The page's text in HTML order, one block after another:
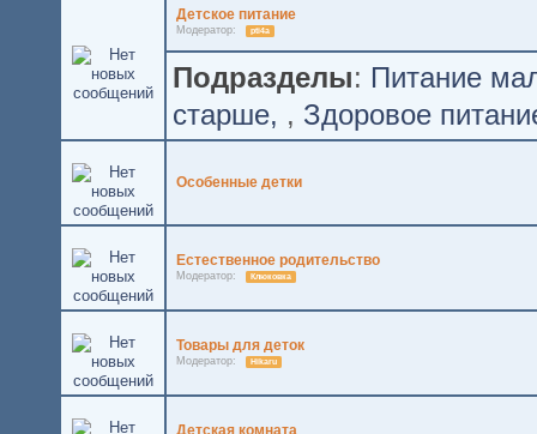
Детское питание
Модератор: pti4a
Подразделы: Питание
старше , Здоровое
Особенные детки
Естественное родительство
Модератор: Клюковка
Товары для деток
Модератор: Hikaru